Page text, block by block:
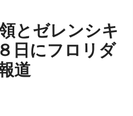
とゼレンシキ
日にフロリダ
道